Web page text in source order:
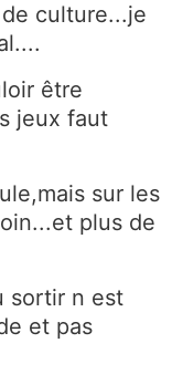
culture...je
être
jeux faut
sur les
plus de
sortir n est
et pas